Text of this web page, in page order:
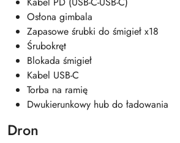
Osłona gimbala
Zapasowe śrubki do śmigieł x18
Śrubokręt
Blokada śmigieł
Kabel USB-C
Torba na ramię
Dwukierunkowy hub do ładowania
Dron